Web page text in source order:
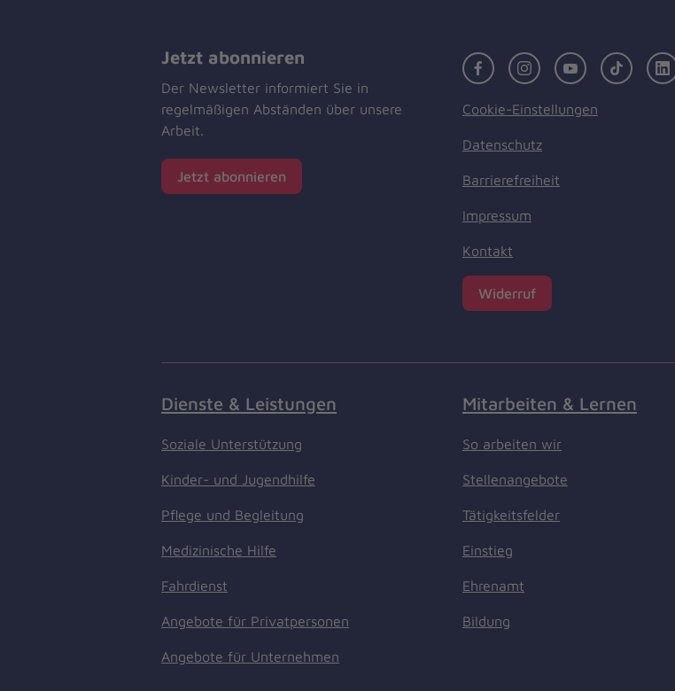
Jetzt abonnieren
Der Newsletter informiert Sie in
regelmäßigen Abständen über unsere
Arbeit.
Jetzt abonnieren
FacebookInstagramYoutubeTikTok
Cookie-Einstellungen
Datenschutz
Barrierefreiheit
Impressum
Kontakt
Widerruf
Dienste & Leistungen
Soziale Unterstützung
Kinder- und Jugendhilfe
Pflege und Begleitung
Medizinische Hilfe
Fahrdienst
Angebote für Privatpersonen
Angebote für Unternehmen
Mitarbeiten & Lernen
So arbeiten wir
Stellenangebote
Tätigkeitsfelder
Einstieg
Ehrenamt
Bildung